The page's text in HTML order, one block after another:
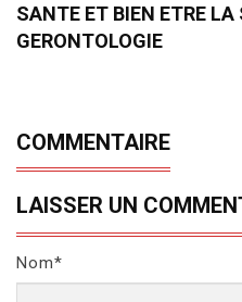
SANTE ET BIEN ETRE LA
GERONTOLOGIE
COMMENTAIRE
LAISSER UN
Nom*